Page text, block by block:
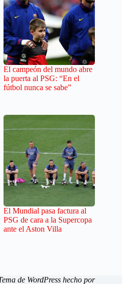
El campeón del mundo abre
la puerta al PSG: “En el
fútbol nunca se sabe”
El Mundial pasa factura al
PSG de cara a la Supercopa
ante el Aston Villa
de WordPress hecho por